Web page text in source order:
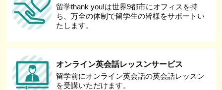
留学thank you!は世界9都市にオフィスを持
ち、万全の体制で留学生の皆様をサポートい
たします。
オンライン英会話レッスンサービス
留学前にオンライン英会話の英会話レッスン
を受講いただけます。